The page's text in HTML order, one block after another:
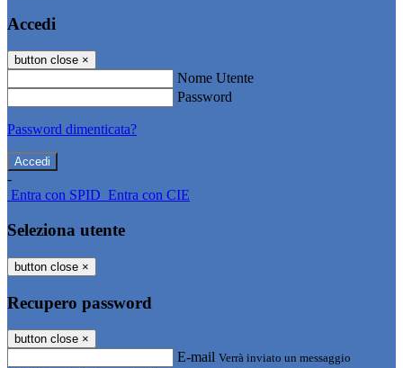
Accedi
button close ×
Nome Utente
Password
Password dimenticata?
-
Entra con SPID Entra con CIE
Seleziona utente
button close ×
Recupero password
button close ×
E-mail Verrà inviato un messaggio